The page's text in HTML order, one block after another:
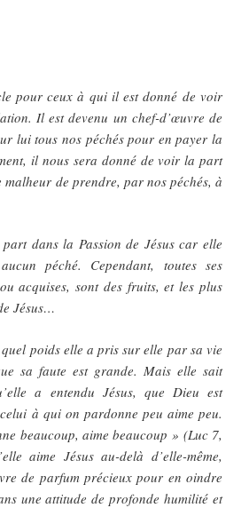
pour ceux à qui il est donné de voir
Il est devenu un chef-d’œuvre de
lui tous nos péchés pour en payer la
il nous sera donné de voir la part
malheur de prendre, par nos péchés, à
dans la Passion de Jésus car elle
péché. Cependant, toutes ses
acquises, sont des fruits, et les plus
Jésus…
poids elle a pris sur elle par sa vie
sa faute est grande. Mais elle sait
a entendu Jésus, que Dieu est
à qui on pardonne peu aime peu.
beaucoup, aime beaucoup » (Luc 7,
aime Jésus au-delà d’elle-même,
de parfum précieux pour en oindre
une attitude de profonde humilité et